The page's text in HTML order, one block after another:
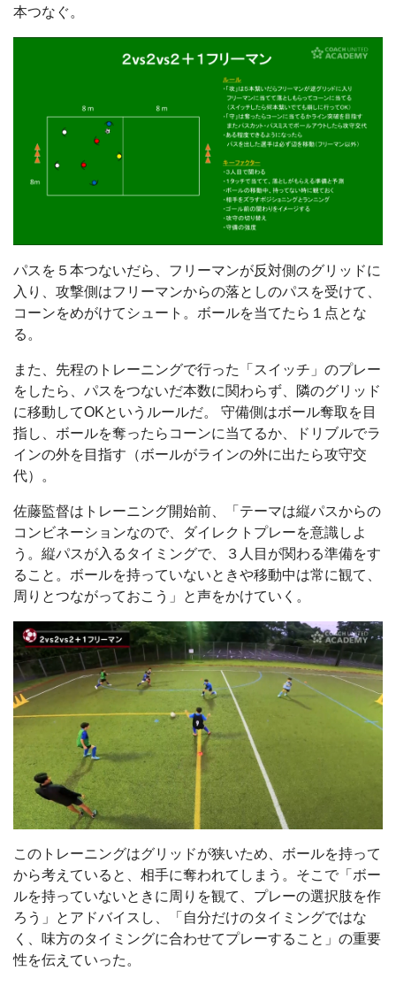
本つなぐ。
パスを５本つないだら、フリーマンが反対側のグリッドに
入り、攻撃側はフリーマンからの落としのパスを受けて、
コーンをめがけてシュート。ボールを当てたら１点とな
る。
また、先程のトレーニングで行った「スイッチ」のプレー
をしたら、パスをつないだ本数に関わらず、隣のグリッド
に移動してOKというルールだ。 守備側はボール奪取を目
指し、ボールを奪ったらコーンに当てるか、ドリブルでラ
インの外を目指す（ボールがラインの外に出たら攻守交
代）。
佐藤監督はトレーニング開始前、「テーマは縦パスからの
コンビネーションなので、ダイレクトプレーを意識しよ
う。縦パスが入るタイミングで、３人目が関わる準備をす
ること。ボールを持っていないときや移動中は常に観て、
周りとつながっておこう」と声をかけていく。
このトレーニングはグリッドが狭いため、ボールを持って
から考えていると、相手に奪われてしまう。そこで「ボー
ルを持っていないときに周りを観て、プレーの選択肢を作
ろう」とアドバイスし、「自分だけのタイミングではな
く、味方のタイミングに合わせてプレーすること」の重要
性を伝えていった。